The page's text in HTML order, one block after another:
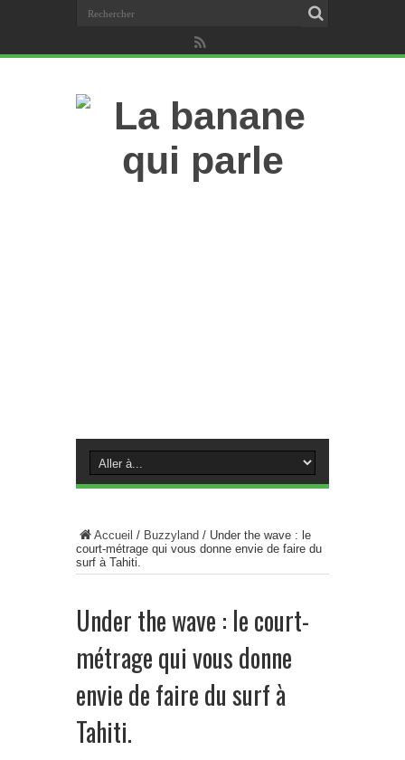
Accueil / Buzzyland / Under the wave : le
court-métrage qui vous donne envie de faire du
surf à Tahiti.
Under the wave : le court-
métrage qui vous donne
envie de faire du surf à
Tahiti.